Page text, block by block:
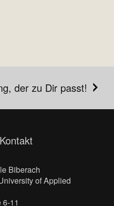
der zu Dir passt!
Biberach
of Applied
11